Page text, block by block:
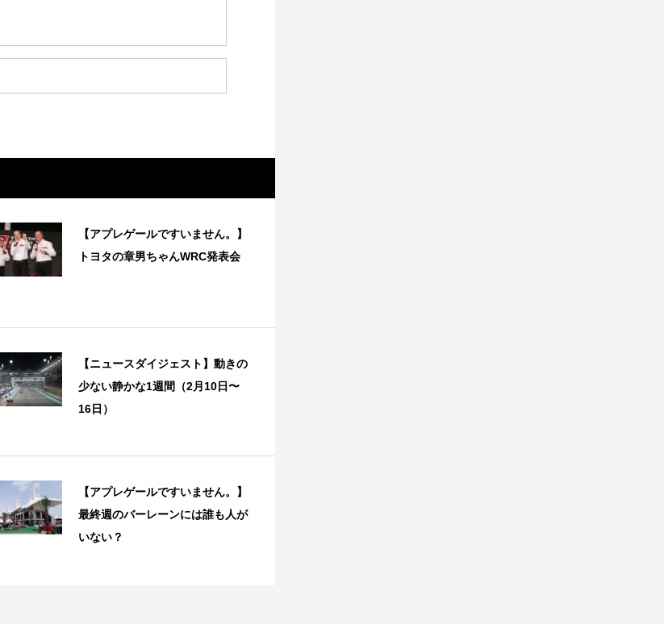
【アプレゲールですいません。】
トヨタの章男ちゃんWRC発表会
【ニュースダイジェスト】動きの
少ない静かな1週間（2月10日〜
16日）
【アプレゲールですいません。】
最終週のバーレーンには誰も人が
いない？